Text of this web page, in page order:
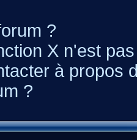
?
X n'est
à propos
?